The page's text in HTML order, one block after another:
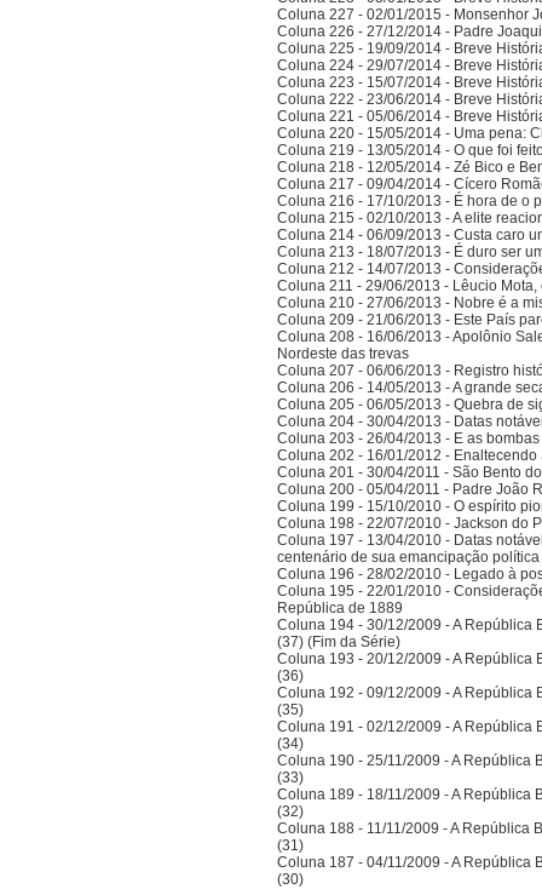
Coluna 227 - 02/01/2015 - Monsenhor
Coluna 226 - 27/12/2014 - Padre
Coluna 225 - 19/09/2014 - Breve
Coluna 224 - 29/07/2014 - Breve
Coluna 223 - 15/07/2014 - Breve
Coluna 222 - 23/06/2014 - Breve
Coluna 221 - 05/06/2014 - Breve
Coluna 220 - 15/05/2014 - Uma pena:
Coluna 219 - 13/05/2014 - O que foi
Coluna 218 - 12/05/2014 - Zé Bico e
Coluna 217 - 09/04/2014 - Cícero
Coluna 216 - 17/10/2013 - É hora de o
Coluna 215 - 02/10/2013 - A elite
Coluna 214 - 06/09/2013 - Custa caro
Coluna 213 - 18/07/2013 - É duro ser
Coluna 212 - 14/07/2013 -
Coluna 211 - 29/06/2013 - Lêucio
Coluna 210 - 27/06/2013 - Nobre é a
Coluna 209 - 21/06/2013 - Este País
Coluna 208 - 16/06/2013 - Apolônio
Nordeste das trevas
Coluna 207 - 06/06/2013 - Registro
Coluna 206 - 14/05/2013 - A grande
Coluna 205 - 06/05/2013 - Quebra de
Coluna 204 - 30/04/2013 - Datas
Coluna 203 - 26/04/2013 - E as
Coluna 202 - 16/01/2012 -
Coluna 201 - 30/04/2011 - São Bento
Coluna 200 - 05/04/2011 - Padre João
Coluna 199 - 15/10/2010 - O espírito
Coluna 198 - 22/07/2010 - Jackson do
Coluna 197 - 13/04/2010 - Datas
centenário de sua emancipação
Coluna 196 - 28/02/2010 - Legado à
Coluna 195 - 22/01/2010 -
República de 1889
Coluna 194 - 30/12/2009 - A República
(37) (Fim da Série)
Coluna 193 - 20/12/2009 - A República
(36)
Coluna 192 - 09/12/2009 - A República
(35)
Coluna 191 - 02/12/2009 - A República
(34)
Coluna 190 - 25/11/2009 - A República
(33)
Coluna 189 - 18/11/2009 - A República
(32)
Coluna 188 - 11/11/2009 - A República
(31)
Coluna 187 - 04/11/2009 - A República
(30)